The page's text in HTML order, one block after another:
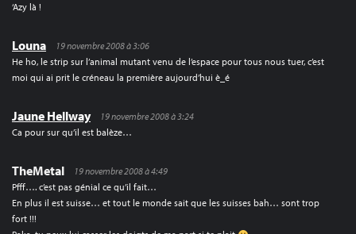
‘Azy là !
Louna
19 novembre 2008 à 3:06
He ho, le strip sur l’animal mutant venu de l’espace pour tous nous tuer, c’est
moi qui ai prit le créneau la première aujourd’hui è_é
Jaune Hellway
19 novembre 2008 à 3:24
Ca pour sur qu’il est balèze…
TheMetal
19 novembre 2008 à 4:49
Pfff…. c’est pas génial ce qu’il fait…
En plus il est suisse… et tout le monde sait que les suisses bah… sont trop
fort !!!